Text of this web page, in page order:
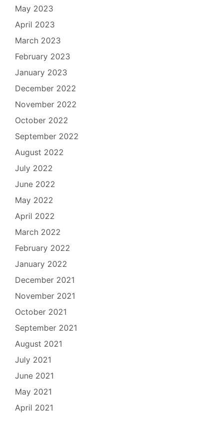
May 2023
April 2023
March 2023
February 2023
January 2023
December 2022
November 2022
October 2022
September 2022
August 2022
July 2022
June 2022
May 2022
April 2022
March 2022
February 2022
January 2022
December 2021
November 2021
October 2021
September 2021
August 2021
July 2021
June 2021
May 2021
April 2021